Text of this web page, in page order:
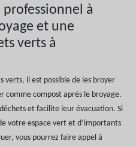
à
et une
verts à
verts, il est possible de les broyer
comme compost après le broyage.
et facilite leur évacuation. Si
votre espace vert et d’importants
vous pourrez faire appel à